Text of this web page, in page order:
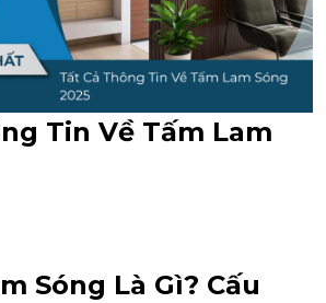
Tin Về Tấm Lam
Sóng Là Gì? Cấu